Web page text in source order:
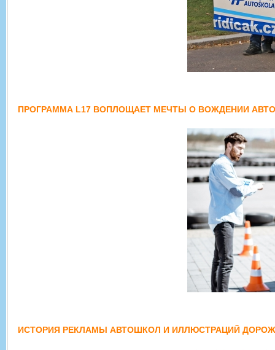
ПРОГРАММА L17 ВОПЛОЩАЕТ МЕЧТЫ О ВОЖДЕНИИ
ИСТОРИЯ РЕКЛАМЫ АВТОШКОЛ И ИЛЛЮСТРАЦИЙ